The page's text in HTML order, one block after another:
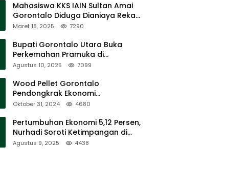
Mahasiswa KKS IAIN Sultan Amai
Gorontalo Diduga Dianiaya Rekan
Sendiri di Popayato Barat
Maret 18, 2025 7290
Bupati Gorontalo Utara Buka
Perkemahan Pramuka di
Sumalata
Agustus 10, 2025 7099
Wood Pellet Gorontalo
Pendongkrak Ekonomi
Masyarakat Dan Mendorong
Oktober 31, 2024 4680
Pertumbuhan Ekonomi 5,12 Persen,
Nurhadi Soroti Ketimpangan di
Lapangan
Agustus 9, 2025 4438